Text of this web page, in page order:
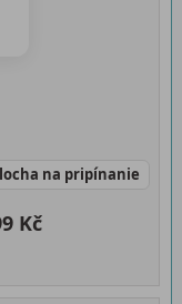
na pripínanie
Kč